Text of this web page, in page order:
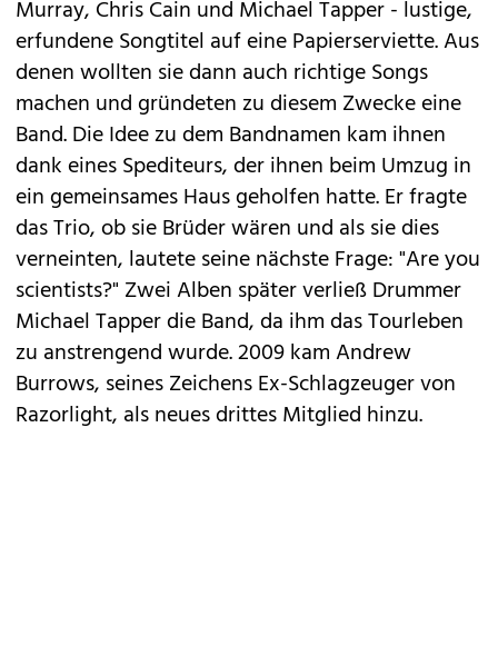
Murray, Chris Cain und Michael Tapper - lustige,
erfundene Songtitel auf eine Papierserviette. Aus
denen wollten sie dann auch richtige Songs
machen und gründeten zu diesem Zwecke eine
Band. Die Idee zu dem Bandnamen kam ihnen
dank eines Spediteurs, der ihnen beim Umzug in
ein gemeinsames Haus geholfen hatte. Er fragte
das Trio, ob sie Brüder wären und als sie dies
verneinten, lautete seine nächste Frage: "Are you
scientists?" Zwei Alben später verließ Drummer
Michael Tapper die Band, da ihm das Tourleben
zu anstrengend wurde. 2009 kam Andrew
Burrows, seines Zeichens Ex-Schlagzeuger von
Razorlight, als neues drittes Mitglied hinzu.